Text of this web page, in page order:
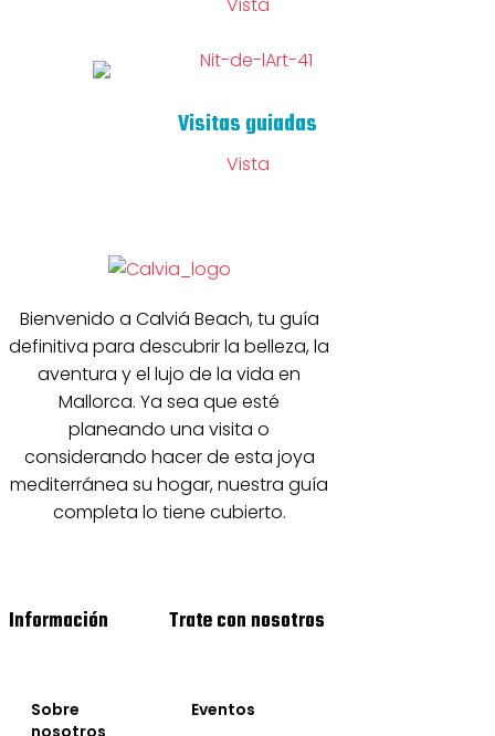
Visitas guiadas
Vista
Bienvenido a Calviá Beach, tu guía
definitiva para descubrir la belleza, la
aventura y el lujo de la vida en
Mallorca. Ya sea que esté
planeando una visita o
considerando hacer de esta joya
mediterránea su hogar, nuestra guía
completa lo tiene cubierto.
Información
Sobre
Trate con nosotros
Eventos